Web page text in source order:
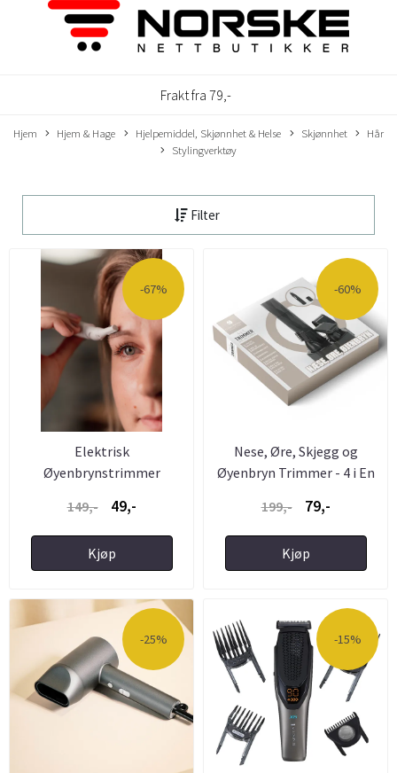
Frakt fra 79,-
Hjem Hjem & Hage Hjelpemiddel, Skjønnhet & Helse Skjønnhet
Hår
Stylingverktøy
Filter
-67%
Elektrisk
Øyenbrynstrimmer
149,-
49,-
Kjøp
-60%
Nese, Øre, Skjegg og
Øyenbryn Trimmer - 4 i En
199,- 79,-
Kjøp
-25% -15%